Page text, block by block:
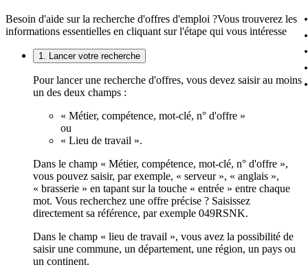
Besoin d'aide sur la recherche d'offres d'emploi ?Vous trouverez les
informations essentielles en cliquant sur l'étape qui vous intéresse
1. Lancer votre recherche
Pour lancer une recherche d'offres, vous devez saisir au moins
un des deux champs :
« Métier, compétence, mot-clé, n° d'offre »
ou
« Lieu de travail ».
Dans le champ « Métier, compétence, mot-clé, n° d'offre »,
vous pouvez saisir, par exemple, « serveur », « anglais »,
« brasserie » en tapant sur la touche « entrée » entre chaque
mot. Vous recherchez une offre précise ? Saisissez
directement sa référence, par exemple 049RSNK.
Dans le champ « lieu de travail », vous avez la possibilité de
saisir une commune, un département, une région, un pays ou
un continent.